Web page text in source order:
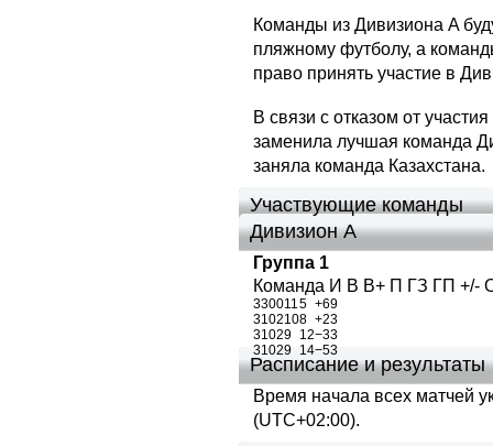
Команды из Дивизиона A
пляжному футболу, а
право принять участие в
В связи с отказом от
заменила лучшая команда
заняла команда Казахстана.
Участвующие команды
Дивизион A
Группа 1
Команда И В В+ П ГЗ ГП +/-
3300115 +69
3102108 +23
31029 12−33
31029 14−53
Расписание и результаты
Время начала всех матчей
(UTC+02:00).